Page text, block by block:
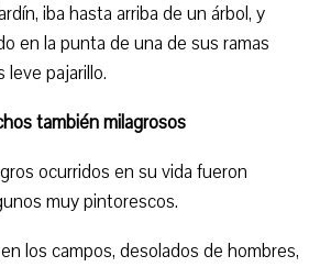
iba hasta arriba de un árbol, y
en la punta de una de sus ramas
leve pajarillo.
también milagrosos
ocurridos en su vida fueron
muy pintorescos.
los campos, desolados de hombres,